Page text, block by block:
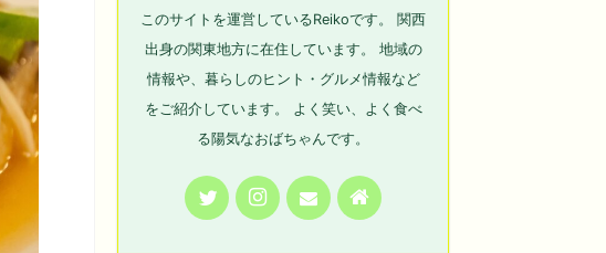
このサイトを運営しているReikoです。 関西
出身の関東地方に在住しています。 地域の
情報や、暮らしのヒント・グルメ情報など
をご紹介しています。 よく笑い、よく食べ
る陽気なおばちゃんです。